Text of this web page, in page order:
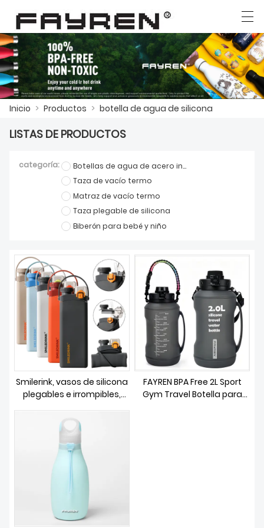
NOTICIAS
SOBRE NOSOTROS
العربية Deutsch Ελληνική γλώσσα English
Inicio > Productos > botella de agua de silicona
LISTAS DE PRODUCTOS
categoría:
Botellas de agua de acero inoxidable
Taza de vacío termo
Matraz de vacío termo
Taza plegable de silicona
Biberón para bebé y niño
Smilerink, vasos de silicona
plegables e irrompibles,
plegable de silicona
personalizada con pajita
FAYREN BPA Free 2L Sport
Gym Travel Botella para